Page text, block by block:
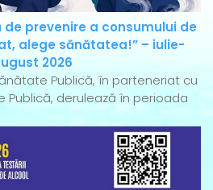
prevenire a consumului de
alege sănătatea!” – iulie-
2026
Publică, în parteneriat cu
Publică, derulează în perioada